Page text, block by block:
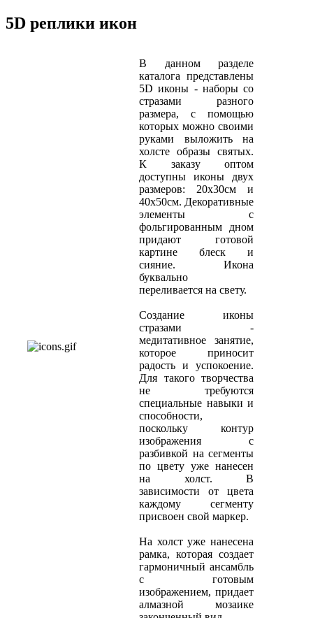
5D реплики икон
В данном разделе
каталога представлены
5D иконы - наборы со
стразами разного
размера, с помощью
которых можно своими
руками выложить на
холсте образы святых.
К заказу оптом
доступны иконы двух
размеров: 20х30см и
40х50см. Декоративные
элементы с
фольгированным дном
придают готовой
картине блеск и
сияние. Икона
буквально
переливается на свету.
Создание иконы
стразами -
медитативное занятие,
которое приносит
радость и успокоение.
Для такого творчества
не требуются
специальные навыки и
способности,
поскольку контур
изображения с
разбивкой на сегменты
по цвету уже нанесен
на холст. В
зависимости от цвета
каждому сегменту
присвоен свой маркер.
На холст уже нанесена
рамка, которая создает
гармоничный ансамбль
с готовым
изображением, придает
алмазной мозаике